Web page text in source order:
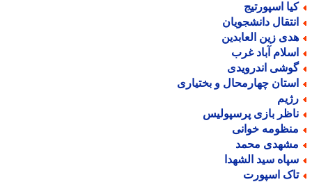
اسپورتیج
دانشجویان
زین العابدین
آباد غرب
اندرویدی
چهارمحال و بختیاری
بازی پرسپولیس
خوانی
محمد
سید الشهدا
اسپورت